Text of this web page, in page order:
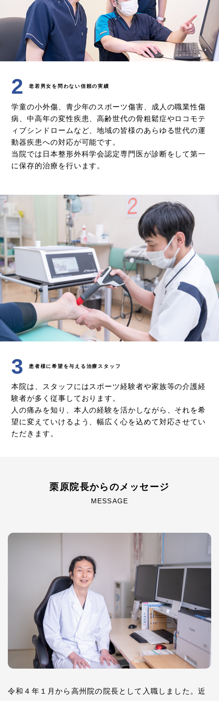
2 老若男女を問わない信頼の実績
学童の小外傷、青少年のスポーツ傷害、成人の職業性傷
病、中高年の変性疾患、高齢世代の骨粗鬆症やロコモテ
ィブシンドロームなど、地域の皆様のあらゆる世代の運
動器疾患への対応が可能です。
当院では日本整形外科学会認定専門医が診断をして第一
に保存的治療を行います。
3 患者様に希望を与える治療スタッフ
本院は、スタッフにはスポーツ経験者や家族等の介護経
験者が多く従事しております。
人の痛みを知り、本人の経験を活かしながら、それを希
望に変えていけるよう、幅広く心を込めて対応させてい
ただきます。
栗原院長からのメッセージ
MESSAGE
令和４年１月から高州院の院長として入職しました。近